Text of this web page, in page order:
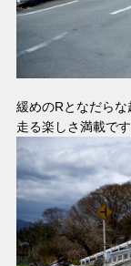
緩めのRとなだらな
走る楽しさ満載です